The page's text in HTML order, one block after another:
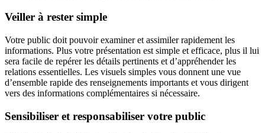
Veiller à rester simple
Votre public doit pouvoir examiner et assimiler rapidement les
informations. Plus votre présentation est simple et efficace, plus il lui
sera facile de repérer les détails pertinents et d’appréhender les
relations essentielles. Les visuels simples vous donnent une vue
d’ensemble rapide des renseignements importants et vous dirigent
vers des informations complémentaires si nécessaire.
Sensibiliser et responsabiliser votre public